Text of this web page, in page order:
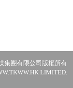
集團有限公司版權所有
LIMITED.